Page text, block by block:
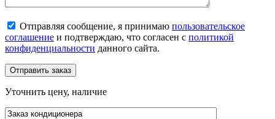
Отправляя сообщение, я принимаю пользовательское
соглашение и подтверждаю, что согласен с политикой
конфиденциальности данного сайта.
Уточнить цену, наличие